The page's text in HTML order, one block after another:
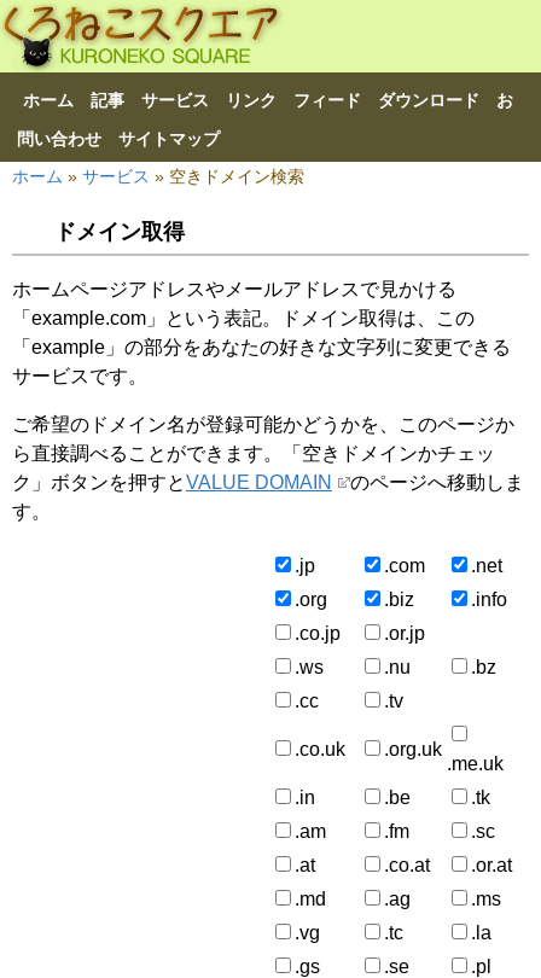
ホーム 記事 サービス リンク フィード ダウンロード お
問い合わせ サイトマップ
ホーム » サービス » 空きドメイン検索
ドメイン取得
ホームページアドレスやメールアドレスで見かける
「example.com」という表記。ドメイン取得は、この
「example」の部分をあなたの好きな文字列に変更できる
サービスです。
ご希望のドメイン名が登録可能かどうかを、このページか
ら直接調べることができます。「空きドメインかチェッ
ク」ボタンを押すとVALUE DOMAIN
のページへ移動しま
す。
.jp .com
.net
.org
.biz
.info
.co.jp
.or.jp
.ws
.nu
.bz
.cc
.tv
.co.uk .org.uk
.me.uk
.in
.be
.tk
.am
.fm
.sc
.at
.co.at
.or.at
.md
.ag
.ms
.vg
.tc
.la
.gs
.se
.pl